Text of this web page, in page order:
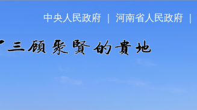
中央人民政府 河南省人民政府